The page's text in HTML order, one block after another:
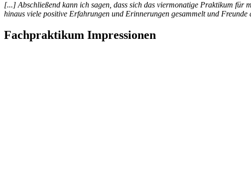
[...] Abschließend kann ich sagen, dass sich das viermonatige Praktikum für
hinaus viele positive Erfahrungen und Erinnerungen gesammelt und
Fachpraktikum Impressionen